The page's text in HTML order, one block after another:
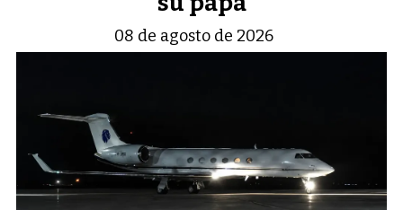
08 de agosto de 2026